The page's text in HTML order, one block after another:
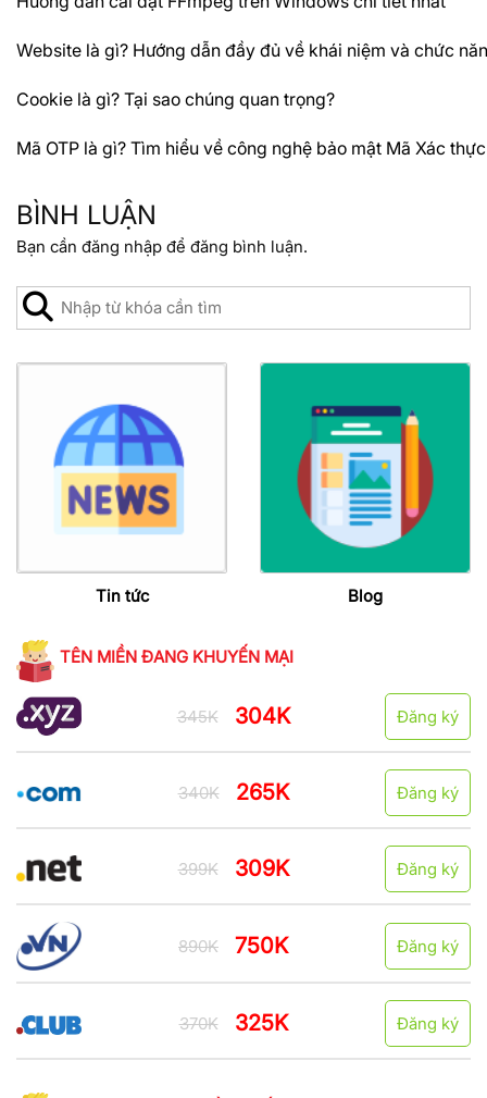
Website là gì? Hướng dẫn đầy đủ về khái niệm và chức
Cookie là gì? Tại sao chúng quan trọng?
Mã OTP là gì? Tìm hiểu về công nghệ bảo mật Mã Xác
BÌNH LUẬN
Bạn cần đăng nhập để đăng bình luận.
Tin tức Blog
TÊN MIỀN ĐANG KHUYẾN MẠI
345K 304K Đăng ký
340K 265K Đăng ký
399K 309K Đăng ký
890K 750K Đăng ký
370K 325K Đăng ký